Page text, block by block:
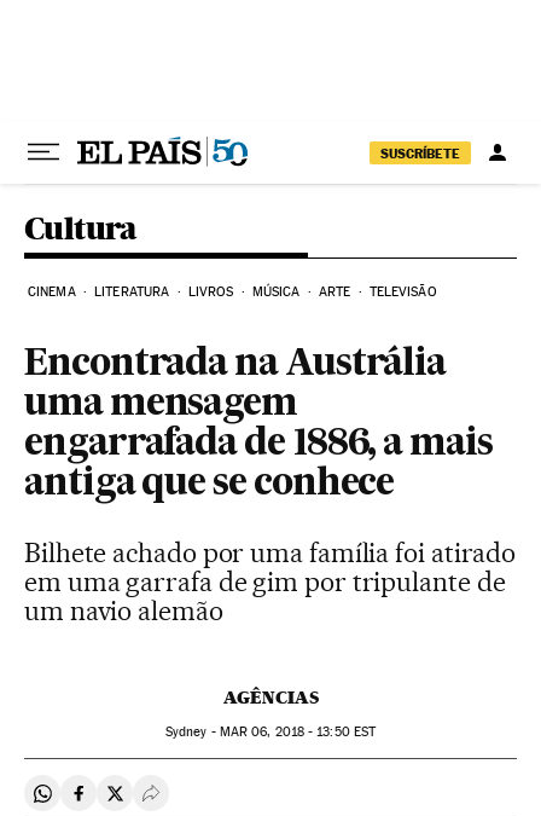
SUSCRÍBETE
Cultura
CINEMA LITERATURA LIVROS MÚSICA ARTE TELEVISÃO
Encontrada na Austrália
uma mensagem
engarrafada de 1886, a mais
antiga que se conhece
Bilhete achado por uma família foi atirado
em uma garrafa de gim por tripulante de
um navio alemão
AGÊNCIAS
Sydney - MAR 06, 2018 - 13:50EST
Compartir en Whatsapp
Compartir en Facebook
Compartir en Twitter
Desplegar Redes Sociales